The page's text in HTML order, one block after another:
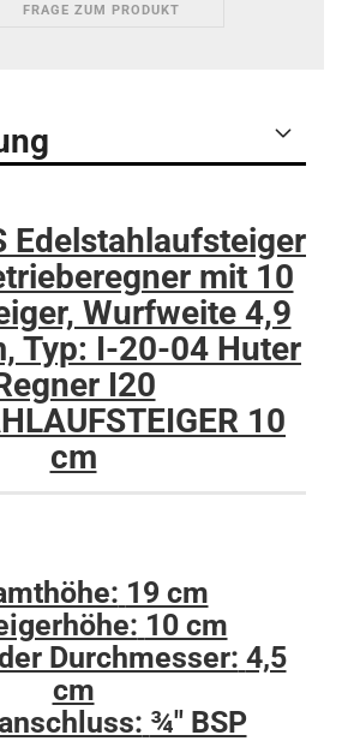
FRAGE ZUM PRODUKT
Edelstahlaufsteiger
mit 10
Wurfweite 4,9
Typ: I-20-04 Huter
I20
10
cm
19 cm
10 cm
Durchmesser: 4,5
cm
¾" BSP